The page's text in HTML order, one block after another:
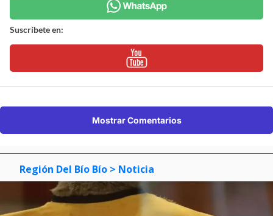
Suscríbete en:
Mostrar Comentarios
Región Del Bío Bío > Noticia